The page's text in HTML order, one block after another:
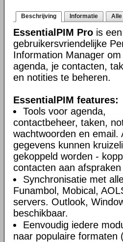
Beschrijving Informatie
EssentialPIM Pro is een
gebruikersvriendelijke
Information Manager om
agenda, je contacten,
en notities te beheren.
EssentialPIM features:
Tools voor agenda,
contactbeheer, taken,
wachtwoorden en email.
gegevens kunnen
gekoppeld worden -
contacten aan
Synchronisatie met
Funambol, Mobical,
servers. Outlook,
beschikbaar.
Eenvoudig iedere
naar populaire formaten